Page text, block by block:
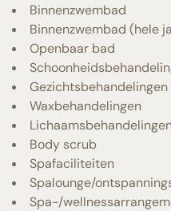
Binnenzwembad
Binnenzwembad (hele
Openbaar bad
Gezichtsbehandelingen
Waxbehandelingen
Body scrub
Spafaciliteiten
Spalounge/
Spa-/